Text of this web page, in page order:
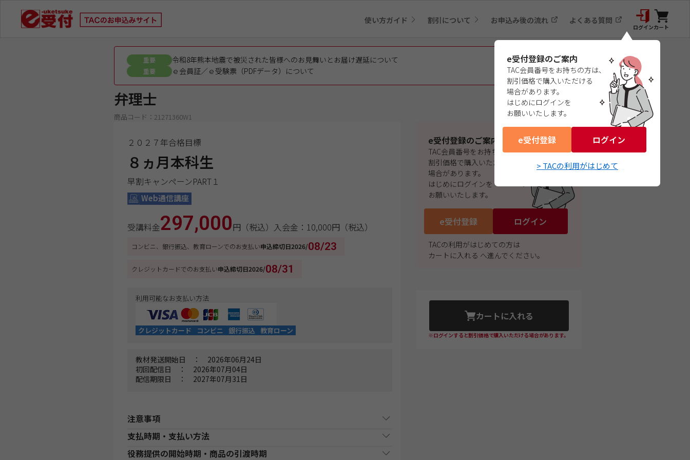
使い方ガイド 割引について お申込み後の流れ よくある質問
ログイン
e受付登録のご案内
TAC会員番号をお持ちの方は、
割引価格で購入いただける
場合があります。
はじめにログインを
お願いいたします。
e受付登録 ログイン
> TACの利用がはじめて
カート
重要 令和8年熊本地震で被災された皆様へのお見舞いとお届け遅延について
重要 ｅ会員証／ｅ受験票（PDFデータ）について
弁理士
商品コード：21271360W1
２０２７年合格目標
８ヵ月本科生
早割キャンペーンPART１
Web通信講座
受講料金297,000円（税込） 入会金：10,000円（税込）
コンビニ、銀行振込、教育ローンでのお支払い申込締切日2026/08/23
クレジットカードでのお支払い申込締切日2026/08/31
利用可能なお支払い方法
クレジットカード コンビニ 銀行振込 教育ローン
教材発送開始日 ： 2026年06月24日
初回配信日 ： 2026年07月04日
配信期限日 ： 2027年07月31日
注意事項
Web通信講座お申込み上の注意事項
・お申し込み手続き完了日後、原則1週間以内（日曜・祝祭日等を除く）に、経過
支払時期・支払い方法
決済方法 支払い時期
役務提供の開始時期・商品の引渡時期
e受付登録のご案内
TAC会員番号をお持ちの方は、
割引価格で購入いただける
場合があります。
はじめにログインを
お願いいたします。
e受付登録 ログイン
TACの利用がはじめての方は
カートに入れる へ進んでください。
カートに入れる
※ログインすると割引価格で購入いただける場合があります。